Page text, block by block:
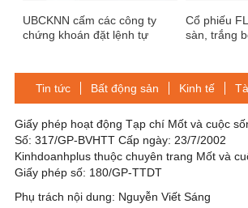
UBCKNN cấm các công ty
chứng khoán đặt lệnh tự
Cổ phiếu
sàn, trắng
Tin tức Bất động sản Kinh tế
Giấy phép hoạt động Tạp chí Mốt và cuộc
Số: 317/GP-BVHTT Cấp ngày: 23/7/2002
Kinhdoanhplus thuộc chuyên trang Mốt và
Giấy phép số: 180/GP-TTDT
Phụ trách nội dung: Nguyễn Viết Sáng